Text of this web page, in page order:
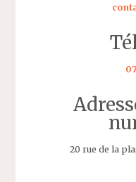
20 rue de la